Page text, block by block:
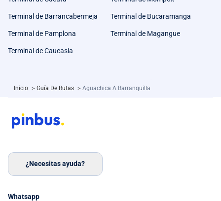
Terminal de Barrancabermeja Terminal de Bucaramanga
Terminal de Pamplona Terminal de Magangue
Terminal de Caucasia
Inicio > Guía De Rutas > Aguachica A Barranquilla
¿Necesitas ayuda?
Whatsapp